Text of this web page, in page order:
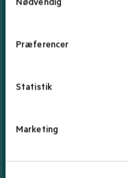
Nødvendig
Præferencer
Statistik
Marketing